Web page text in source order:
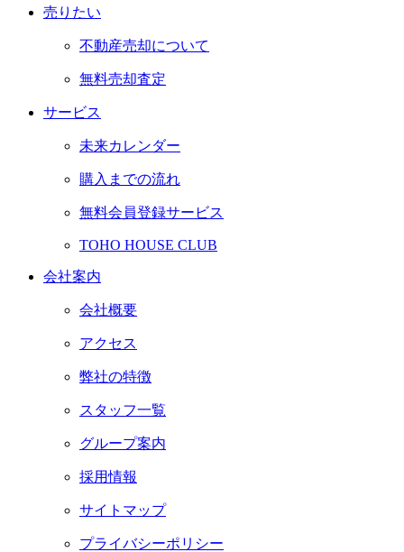
売りたい
不動産売却について
無料売却査定
サービス
未来カレンダー
購入までの流れ
無料会員登録サービス
TOHO HOUSE CLUB
会社案内
会社概要
アクセス
弊社の特徴
スタッフ一覧
グループ案内
採用情報
サイトマップ
プライバシーポリシー